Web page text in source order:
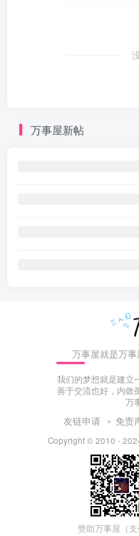
万事屋新帖
万事屋就是万事
我们的梦想就是建立
善于交流也好，内敛
万
友链申请 免责
Copyright © 2010 -
赞助万事屋（支